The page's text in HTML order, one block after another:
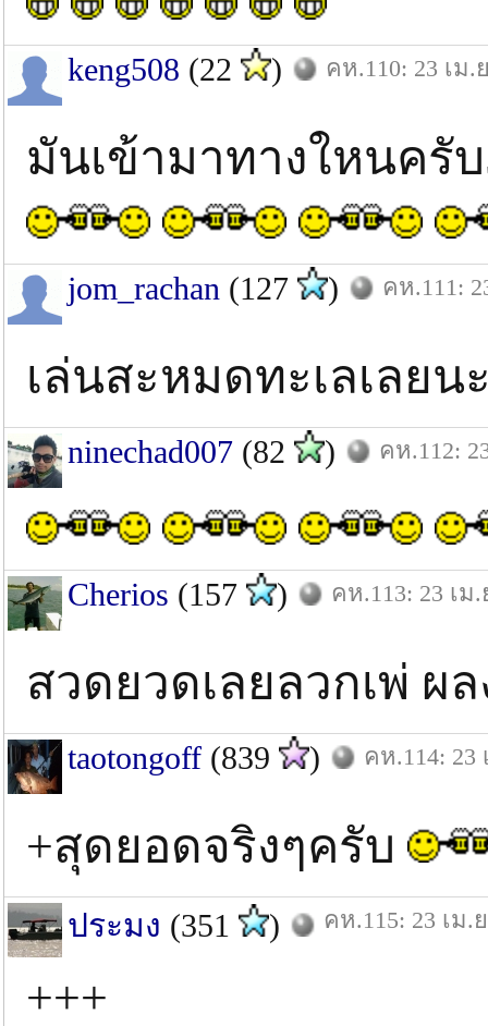
keng508 (22 ) คห.110: 23 เม.
มันเข้ามาทางใหนครับ
jom_rachan (127 ) คห.111:
เล่นสะหมดทะเลเลย
ninechad007 (82 ) คห.112:
Cherios (157 ) คห.113: 23 เม.
สวดยวดเลยลวกเพ่
taotongoff (839 ) คห.114: 23
+สุดยอดจริงๆครับ
ประมง (351 ) คห.115: 23 เม.
+++